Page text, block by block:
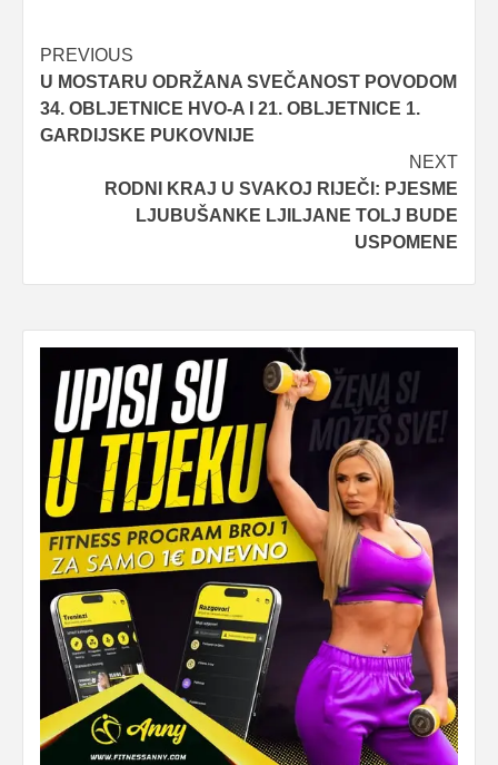
Post
navigation
PREVIOUS
U MOSTARU ODRŽANA SVEČANOST POVODOM
34. OBLJETNICE HVO-A I 21. OBLJETNICE 1.
GARDIJSKE PUKOVNIJE
NEXT
RODNI KRAJ U SVAKOJ RIJEČI: PJESME
LJUBUŠANKE LJILJANE TOLJ BUDE
USPOMENE